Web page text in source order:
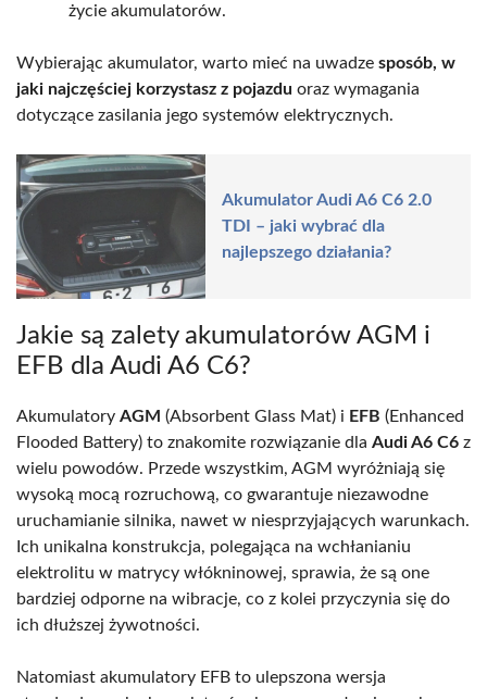
życie akumulatorów.
Wybierając akumulator, warto mieć na uwadze sposób, w
jaki najczęściej korzystasz z pojazdu oraz wymagania
dotyczące zasilania jego systemów elektrycznych.
Akumulator Audi A6 C6 2.0
TDI – jaki wybrać dla
najlepszego działania?
Jakie są zalety akumulatorów AGM i
EFB dla Audi A6 C6?
Akumulatory AGM (Absorbent Glass Mat) i EFB (Enhanced
Flooded Battery) to znakomite rozwiązanie dla Audi A6 C6 z
wielu powodów. Przede wszystkim, AGM wyróżniają się
wysoką mocą rozruchową, co gwarantuje niezawodne
uruchamianie silnika, nawet w niesprzyjających warunkach.
Ich unikalna konstrukcja, polegająca na wchłanianiu
elektrolitu w matrycy włókninowej, sprawia, że są one
bardziej odporne na wibracje, co z kolei przyczynia się do
ich dłuższej żywotności.
Natomiast akumulatory EFB to ulepszona wersja